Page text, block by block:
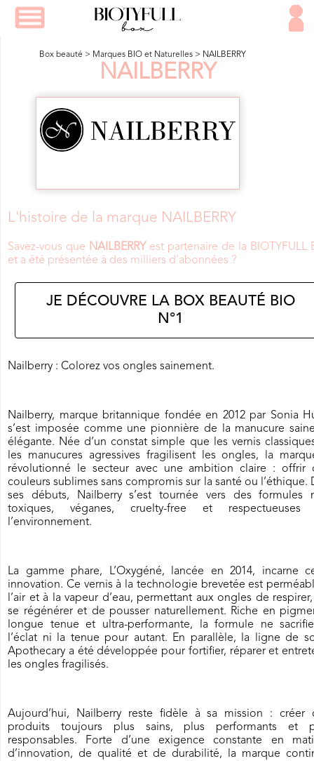
Box beauté > Marques BIO et Naturelles > NAILBERRY
NAILBERRY
L'histoire de la marque NAILBERRY
Savez-vous que NAILBERRY est partenaire de la BIOTYFULL
et a été présentée à des milliers d'abonnées ?
JE DÉCOUVRE LA BOX BEAUTÉ BIO
N°1
Nailberry : Colorez vos ongles sainement.
Nailberry, marque britannique fondée en 2012 par Sonia
s’est imposée comme une pionnière de la manucure
élégante. Née d’un constat simple que les vernis
les manucures agressives fragilisent les ongles, la
révolutionné le secteur avec une ambition claire : offrir
couleurs sublimes sans compromis sur la santé ou l’éthique.
ses débuts, Nailberry s’est tournée vers des formules
toxiques, véganes, cruelty-free et respectueuses
l’environnement.
La gamme phare, L’Oxygéné, lancée en 2014, incarne
innovation. Ce vernis à la technologie brevetée est
l’air et à la vapeur d’eau, permettant aux ongles de
se régénérer et de pousser naturellement. Riche en
longue tenue et ultra-performante, la formule ne
l’éclat ni la tenue pour autant. En parallèle, la ligne de
Apothecary a été développée pour fortifier, réparer et
les ongles fragilisés.
Aujourd’hui, Nailberry reste fidèle à sa mission : créer
produits toujours plus sains, plus performants et
responsables. Forte d’une exigence constante en
d’innovation, de qualité et de durabilité, la marque